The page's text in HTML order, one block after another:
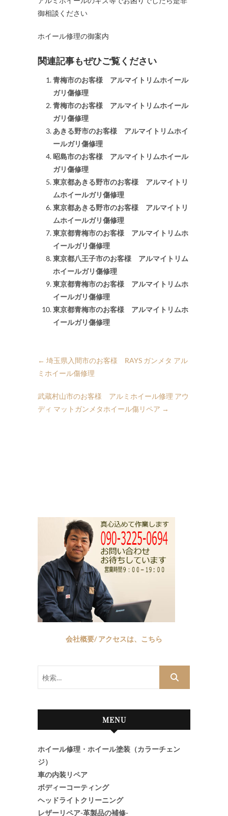
御相談ください
ホイール修理の御案内
関連記事もぜひご覧ください
青梅市のお客様 アルマイトリムホイール
ガリ傷修理
青梅市のお客様 アルマイトリムホイール
ガリ傷修理
あきる野市のお客様 アルマイトリムホイ
ールガリ傷修理
昭島市のお客様 アルマイトリムホイール
ガリ傷修理
東京都あきる野市のお客様 アルマイトリ
ムホイールガリ傷修理
東京都あきる野市のお客様 アルマイトリ
ムホイールガリ傷修理
東京都青梅市のお客様 アルマイトリムホ
イールガリ傷修理
東京都八王子市のお客様 アルマイトリム
ホイールガリ傷修理
東京都青梅市のお客様 アルマイトリムホ
イールガリ傷修理
東京都青梅市のお客様 アルマイトリムホ
イールガリ傷修理
← 埼玉県入間市のお客様 RAYS ガンメタ アル
ミホイール傷修理
武蔵村山市のお客様 アルミホイール修理 アウ
ディ マットガンメタホイール傷リペア →
会社概要/ アクセスは、こちら
MENU
ホイール修理・ホイール塗装（カラーチェン
ジ）
車の内装リペア
ボディーコーティング
ヘッドライトクリーニング
レザーリペア-革製品の補修-